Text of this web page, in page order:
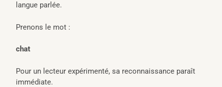
langue parlée.
Prenons le mot :
chat
Pour un lecteur expérimenté, sa reconnaissance paraît
immédiate.